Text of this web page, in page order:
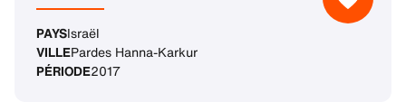
PAYSIsraël
VILLEPardes Hanna-Karkur
PÉRIODE2017